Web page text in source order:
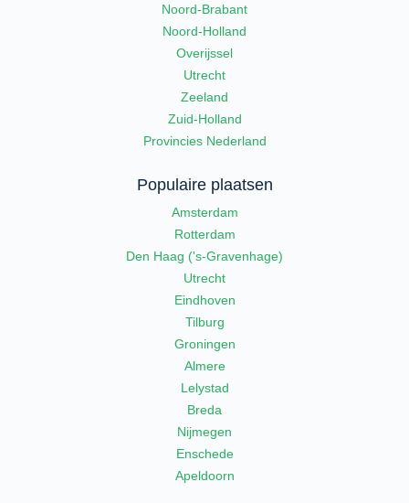
Noord-Brabant
Noord-Holland
Overijssel
Utrecht
Zeeland
Zuid-Holland
Provincies Nederland
Populaire plaatsen
Amsterdam
Rotterdam
Den Haag ('s-Gravenhage)
Utrecht
Eindhoven
Tilburg
Groningen
Almere
Lelystad
Breda
Nijmegen
Enschede
Apeldoorn